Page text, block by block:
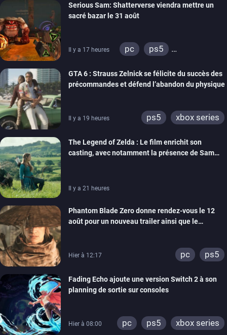
ps4
xbox one
switch 2
Serious Sam: Shatterverse viendra mettre un
sacré bazar le 31 août
Il y a 17 heures pc
ps5
GTA 6 : Strauss Zelnick se félicite du succès des
précommandes et défend l’abandon du physique
Il y a 19 heures ps5 xbox series
The Legend of Zelda : Le film enrichit son
casting, avec notamment la présence de Sam
Il y a 21 heures
Phantom Blade Zero donne rendez-vous le 12
août pour un nouveau trailer ainsi que le
Hier à 12:17 pc ps5
Fading Echo ajoute une version Switch 2 à son
planning de sortie sur consoles
Hier à 08:00 pc ps5 xbox series